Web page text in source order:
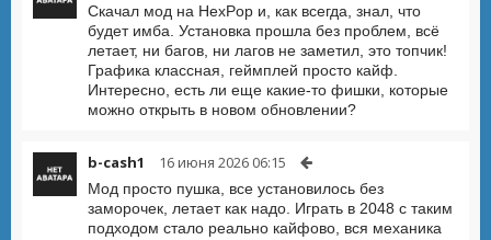
Скачал мод на HexPop и, как всегда, знал, что
будет имба. Установка прошла без проблем, всё
летает, ни багов, ни лагов не заметил, это топчик!
Графика классная, геймплей просто кайф.
Интересно, есть ли еще какие-то фишки, которые
можно открыть в новом обновлении?
b-cash1 16 июня 2026 06:15
Мод просто пушка, все установилось без
заморочек, летает как надо. Играть в 2048 с таким
подходом стало реально кайфово, вся механика